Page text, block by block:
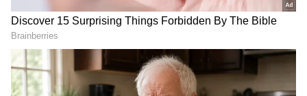
DOWNLOAD APP
ಕರ್ನಾಟಕ, ಭಾರತ (India News) ಮತ್ತು ಜಗತ್ತಿನ
ಕ್ಷಣಕ್ಷಣದ ಕನ್ನಡ ಸುದ್ದಿ (
Kannada News